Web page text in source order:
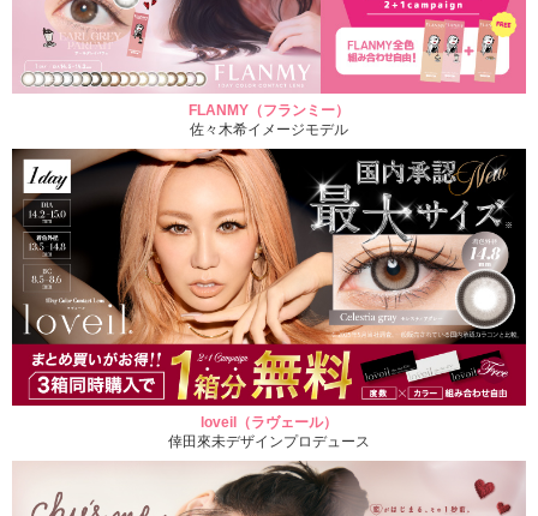
FLANMY（フランミー）
佐々木希イメージモデル
loveil（ラヴェール）
倖田來未デザインプロデュース